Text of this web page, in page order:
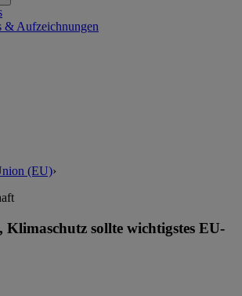
& Aufzeichnungen
(EU)›
Klimaschutz sollte wichtigstes EU-